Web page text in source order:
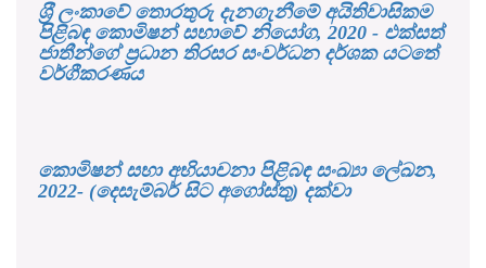
ශ‍්‍රී ලංකාවේ තොරතුරු දැනගැනීමේ අයිතිවාසිකම
පිළිබඳ කොමිෂන් සභාවේ නියෝග, 2020 - එක්සත්
ජාතීන්ගේ ප්‍රධාන තිරසර සංවර්ධන දර්ශක යටතේ
වර්ගීකරණය
කොමිෂන් සභා අභියාචනා පිළිබඳ සංඛ්‍යා ලේඛන,
2022- (දෙසැම්බර් සිට අගෝස්තු) දක්වා